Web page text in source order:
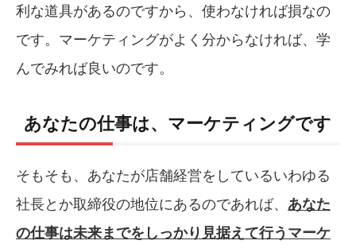
利な道具があるのですから、使わなければ損なの
です。マーケティングがよく分からなければ、学
んでみれば良いのです。
あなたの仕事は、マーケティングです
そもそも、あなたが店舗経営をしているいわゆる
社長とか取締役の地位にあるのであれば、 あなた
の仕事は未来までをしっかり見据えて行うマーケ